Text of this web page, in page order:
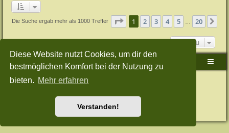
Diese Website nutzt Cookies, um dir den
bestmöglichen Komfort bei der Nutzung zu
bieten. Mehr erfahren
Verstanden!
Die Suche ergab mehr als 1000 Treffer Seite 1von 20
1 2 3 4 5 20
Gehe zu
Sudden-Strike-Maps.de Hauptseite Foren-Übersicht
Powered byphpBB® Forum Software © phpBB Limited
Style: Green-Style-Split by Joyce&LunaphpBB-Style-Design
Nutzungsbedingungen